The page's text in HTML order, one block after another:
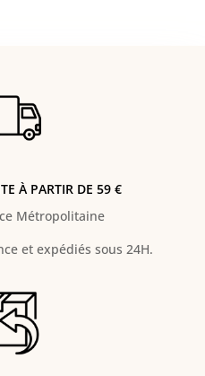
À PARTIR DE 59 €
Métropolitaine
et expédiés sous 24H.